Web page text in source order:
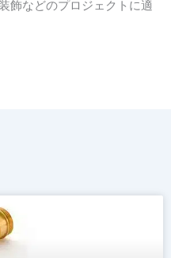
飾などのプロジェクトに適